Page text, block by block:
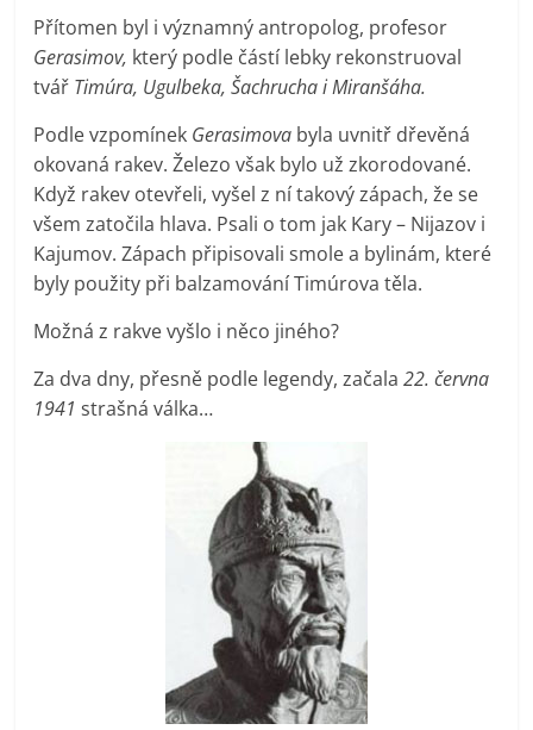
Přítomen byl i významný antropolog, profesor
Gerasimov, který podle částí lebky rekonstruoval
tvář Timúra, Ugulbeka, Šachrucha i Miranšáha.
Podle vzpomínek Gerasimova byla uvnitř dřevěná
okovaná rakev. Železo však bylo už zkorodované.
Když rakev otevřeli, vyšel z ní takový zápach, že se
všem zatočila hlava. Psali o tom jak Kary – Nijazov i
Kajumov. Zápach připisovali smole a bylinám, které
byly použity při balzamování Timúrova těla.
Možná z rakve vyšlo i něco jiného?
Za dva dny, přesně podle legendy, začala22. června
1941 strašná válka…